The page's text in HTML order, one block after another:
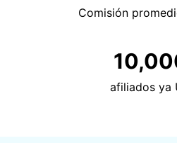
Comisión
afiliados ya